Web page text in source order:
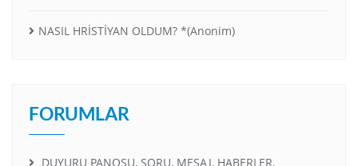
NASIL HRİSTİYAN OLDUM? *(Anonim)
FORUMLAR
DUYURU PANOSU, SORU, MESAJ, HABERLER,